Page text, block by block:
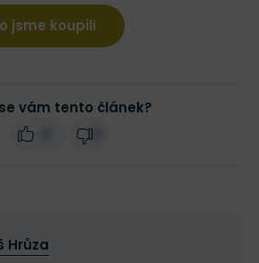
jsme koupili
vám tento článek?
Hrůza